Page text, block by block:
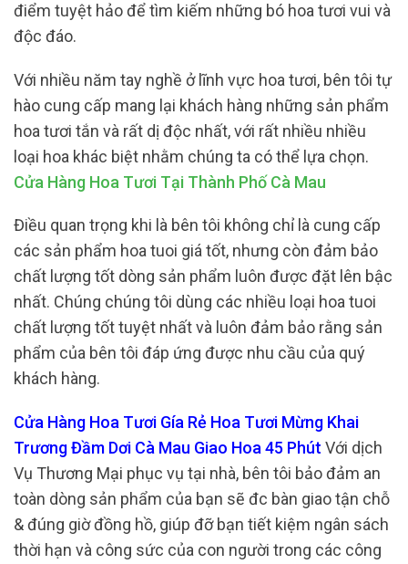
điểm tuyệt hảo để tìm kiếm những bó hoa tươi vui và
độc đáo.
Với nhiều năm tay nghề ở lĩnh vực hoa tươi, bên tôi tự
hào cung cấp mang lại khách hàng những sản phẩm
hoa tươi tắn và rất dị độc nhất, với rất nhiều nhiều
loại hoa khác biệt nhằm chúng ta có thể lựa chọn.
Cửa Hàng Hoa Tươi Tại Thành Phố Cà Mau
Điều quan trọng khi là bên tôi không chỉ là cung cấp
các sản phẩm hoa tuoi giá tốt, nhưng còn đảm bảo
chất lượng tốt dòng sản phẩm luôn được đặt lên bậc
nhất. Chúng chúng tôi dùng các nhiều loại hoa tuoi
chất lượng tốt tuyệt nhất và luôn đảm bảo rằng sản
phẩm của bên tôi đáp ứng được nhu cầu của quý
khách hàng.
Cửa Hàng Hoa Tươi Gía Rẻ Hoa Tươi Mừng Khai
Trương Đầm Dơi Cà Mau Giao Hoa 45 Phút Với dịch
Vụ Thương Mại phục vụ tại nhà, bên tôi bảo đảm an
toàn dòng sản phẩm của bạn sẽ đc bàn giao tận chỗ
& đúng giờ đồng hồ, giúp đỡ bạn tiết kiệm ngân sách
thời hạn và công sức của con người trong các công